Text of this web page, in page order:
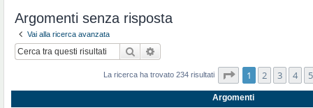
Argomenti senza risposta
Vai alla ricerca avanzata
Cerca
La ricerca ha trovato 234 risultati Pagina1 di10
1 2 3 4 5
Argomenti